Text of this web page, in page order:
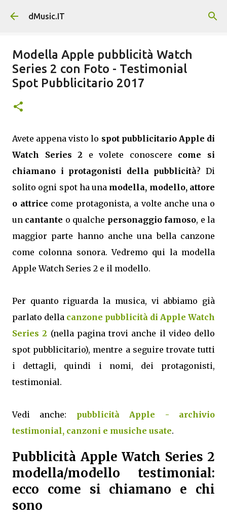
Passa ai contenuti principali
dMusic.IT
Modella Apple pubblicità Watch
Series 2 con Foto - Testimonial
Spot Pubblicitario 2017
Avete appena visto lo spot pubblicitario Apple di
Watch Series 2 e volete conoscere come si
chiamano i protagonisti della pubblicità? Di
solito ogni spot ha una modella, modello, attore
o attrice come protagonista, a volte anche una o
un cantante o qualche personaggio famoso, e la
maggior parte hanno anche una bella canzone
come colonna sonora. Vedremo qui la modella
Apple Watch Series 2 e il modello.
Per quanto riguarda la musica, vi abbiamo già
parlato della canzone pubblicità di Apple Watch
Series 2 (nella pagina trovi anche il video dello
spot pubblicitario), mentre a seguire trovate tutti
i dettagli, quindi i nomi, dei protagonisti,
testimonial.
Vedi anche: pubblicità Apple - archivio
testimonial, canzoni e musiche usate.
Pubblicità Apple Watch Series 2
modella/modello testimonial:
ecco come si chiamano e chi
sono